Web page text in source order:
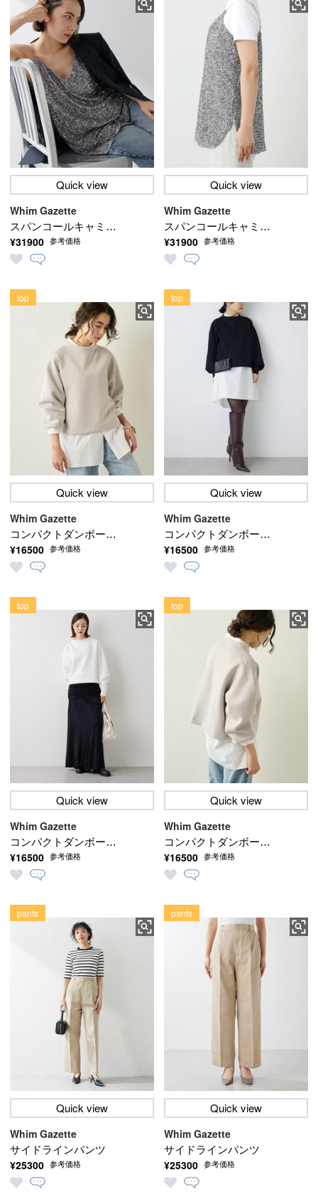
Quick view
スパンコールキャミソ
ール
Whim Gazette
¥31900 参考価格
Quick view
スパンコールキャミソ
ール
Whim Gazette
¥31900 参考価格
Quick view
コンパクトダンボール
プルオーバー
Whim Gazette
¥16500 参考価格
top
Quick view
コンパクトダンボール
プルオーバー
Whim Gazette
¥16500 参考価格
top
Quick view
コンパクトダンボール
プルオーバー
Whim Gazette
¥16500 参考価格
top
Quick view
コンパクトダンボール
プルオーバー
Whim Gazette
¥16500 参考価格
top
Quick view
サイドラインパンツ
Whim Gazette
¥25300 参考価格
pants
Quick view
サイドラインパンツ
Whim Gazette
¥25300 参考価格
pants